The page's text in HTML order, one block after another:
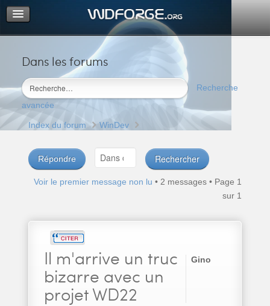
Dans les forums
Recherche
avancée
Portail
Index du forum
M’enregistrer
Connexion
Index du forum WinDev
Répondre
Voir le premier message non lu • 2 messages • Page 1
sur 1
Il m'arrive un truc
bizarre avec un
projet WD22
Gino